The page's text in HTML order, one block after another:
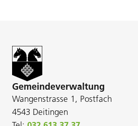
Gemeindeverwaltung
Wangenstrasse 1, Postfach
4543 Deitingen